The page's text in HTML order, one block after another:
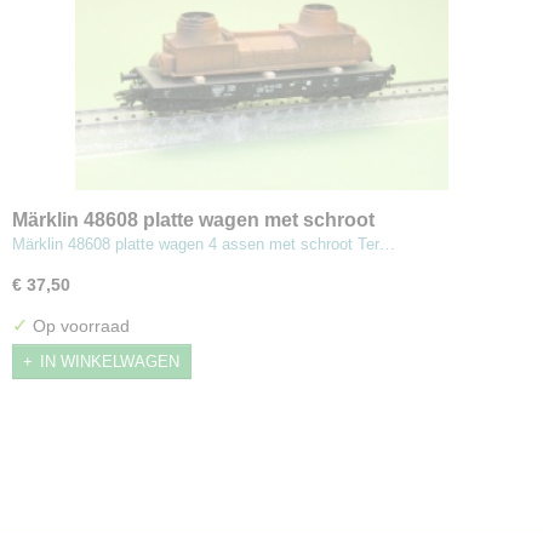
Märklin 48608 platte wagen met schroot
Märklin 48608 platte wagen 4 assen met schroot Ter…
€ 37,50
✓ Op voorraad
IN WINKELWAGEN